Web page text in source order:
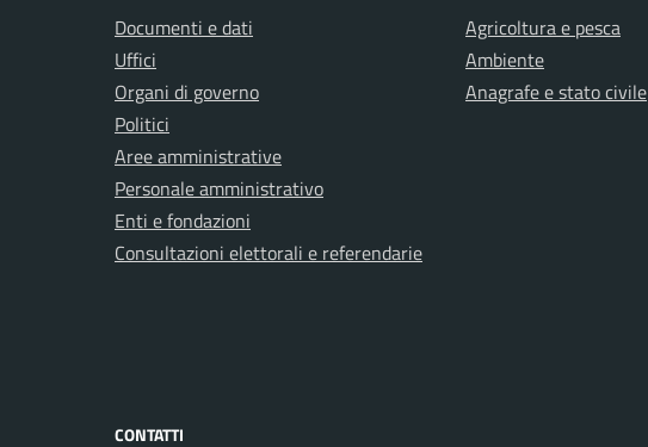
Documenti e dati
Uffici
Organi di governo
Politici
Aree amministrative
Personale amministrativo
Enti e fondazioni
Consultazioni elettorali e referendarie
Agricoltura e pesca
Ambiente
Anagrafe e stato civile
CONTATTI